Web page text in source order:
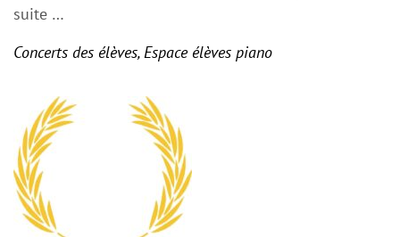
suite …
Concerts des élèves,Espace élèves piano